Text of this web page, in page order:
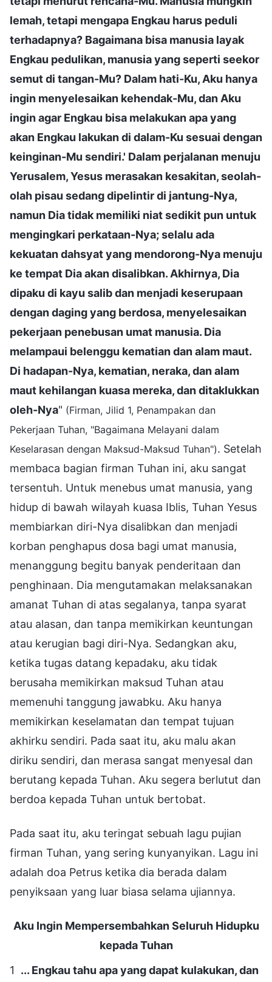
lemah, tetapi mengapa Engkau harus peduli
terhadapnya? Bagaimana bisa manusia layak
Engkau pedulikan, manusia yang seperti seekor
semut di tangan-Mu? Dalam hati-Ku, Aku hanya
ingin menyelesaikan kehendak-Mu, dan Aku
ingin agar Engkau bisa melakukan apa yang
akan Engkau lakukan di dalam-Ku sesuai dengan
keinginan-Mu sendiri.' Dalam perjalanan menuju
Yerusalem, Yesus merasakan kesakitan, seolah-
olah pisau sedang dipelintir di jantung-Nya,
namun Dia tidak memiliki niat sedikit pun untuk
mengingkari perkataan-Nya; selalu ada
kekuatan dahsyat yang mendorong-Nya menuju
ke tempat Dia akan disalibkan. Akhirnya, Dia
dipaku di kayu salib dan menjadi keserupaan
dengan daging yang berdosa, menyelesaikan
pekerjaan penebusan umat manusia. Dia
melampaui belenggu kematian dan alam maut.
Di hadapan-Nya, kematian, neraka, dan alam
maut kehilangan kuasa mereka, dan ditaklukkan
oleh-Nya" (Firman, Jilid 1, Penampakan dan
Pekerjaan Tuhan, "Bagaimana Melayani dalam
Keselarasan dengan Maksud-Maksud Tuhan"). Setelah
membaca bagian firman Tuhan ini, aku sangat
tersentuh. Untuk menebus umat manusia, yang
hidup di bawah wilayah kuasa Iblis, Tuhan Yesus
membiarkan diri-Nya disalibkan dan menjadi
korban penghapus dosa bagi umat manusia,
menanggung begitu banyak penderitaan dan
penghinaan. Dia mengutamakan melaksanakan
amanat Tuhan di atas segalanya, tanpa syarat
atau alasan, dan tanpa memikirkan keuntungan
atau kerugian bagi diri-Nya. Sedangkan aku,
ketika tugas datang kepadaku, aku tidak
berusaha memikirkan maksud Tuhan atau
memenuhi tanggung jawabku. Aku hanya
memikirkan keselamatan dan tempat tujuan
akhirku sendiri. Pada saat itu, aku malu akan
diriku sendiri, dan merasa sangat menyesal dan
berutang kepada Tuhan. Aku segera berlutut dan
berdoa kepada Tuhan untuk bertobat.
Pada saat itu, aku teringat sebuah lagu pujian
firman Tuhan, yang sering kunyanyikan. Lagu ini
adalah doa Petrus ketika dia berada dalam
penyiksaan yang luar biasa selama ujiannya.
Aku Ingin Mempersembahkan Seluruh Hidupku
kepada Tuhan
1 ... Engkau tahu apa yang dapat kulakukan, dan